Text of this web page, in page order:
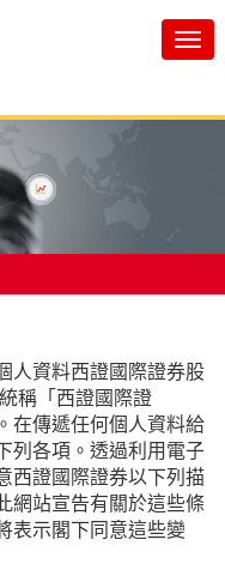
Toggle
人資料西證國際證券股
稱「西證國際證
在傳遞任何個人資料給
列各項。透過利用電子
西證國際證券以下列描
網站宣告有關於這些條
表示閣下同意這些變